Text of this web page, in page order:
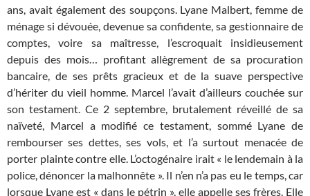
ans, avait également des soupçons. Lyane Malbert, femme de
ménage si dévouée, devenue sa confidente, sa gestionnaire de
comptes, voire sa maîtresse, l’escroquait insidieusement
depuis des mois… profitant allègrement de sa procuration
bancaire, de ses prêts gracieux et de la suave perspective
d’hériter du vieil homme. Marcel l’avait d’ailleurs couchée sur
son testament. Ce 2 septembre, brutalement réveillé de sa
naïveté, Marcel a modifié ce testament, sommé Lyane de
rembourser ses dettes, ses vols, et l’a surtout menacée de
porter plainte contre elle. L’octogénaire irait « le lendemain à la
police, dénoncer la malhonnête ». Il n’en n’a pas eu le temps, car
lorsque Lyane est « dans le pétrin », elle appelle ses frères. Elle